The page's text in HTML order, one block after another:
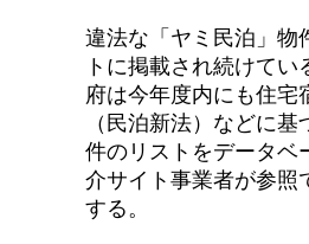
違法な「ヤミ民泊」物
トに掲載され続けてい
府は今年度内にも住宅
（民泊新法）などに基
件のリストをデータベ
介サイト事業者が参照
する。